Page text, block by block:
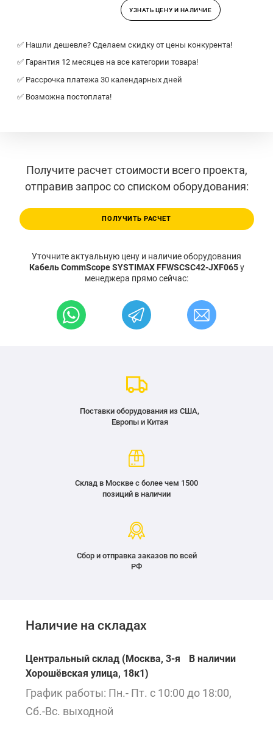
УЗНАТЬ ЦЕНУ И НАЛИЧИЕ
✅ Нашли дешевле? Сделаем скидку от цены конкурента!
✅ Гарантия 12 месяцев на все категории товара!
✅ Рассрочка платежа 30 календарных дней
✅ Возможна постоплата!
Получите расчет стоимости всего проекта,
отправив запрос со списком оборудования:
ПОЛУЧИТЬ РАСЧЕТ
Уточните актуальную цену и наличие оборудования
Кабель CommScope SYSTIMAX FFWSCSC42-JXF065у
менеджера прямо сейчас:
Поставки оборудования из США,
Европы и Китая
Склад в Москве с более чем 1500
позиций в наличии
Сбор и отправка заказов по всей
РФ
Наличие на складах
Центральный склад (Москва, 3-я
Хорошёвская улица, 18к1)
В наличии
График работы: Пн.- Пт. с 10:00 до 18:00,
Сб.-Вс. выходной